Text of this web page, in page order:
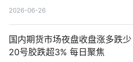
2026-06-26
国内期货市场夜盘收盘涨多跌少
20号胶跌超3% 每日聚焦